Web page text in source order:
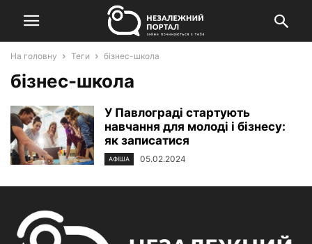
На головну Теги бізнес-школа
бізнес-школа
У Павлограді стартують
навчання для молоді і бізнесу:
як записатися
АФІША 05.02.2024